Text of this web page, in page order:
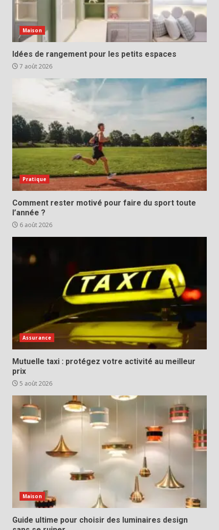
Maison
Idées de rangement pour les petits espaces
7 août 2026
Pratique
Comment rester motivé pour faire du sport toute
l’année ?
6 août 2026
Assurance
Mutuelle taxi : protégez votre activité au meilleur
prix
5 août 2026
Maison
Guide ultime pour choisir des luminaires design